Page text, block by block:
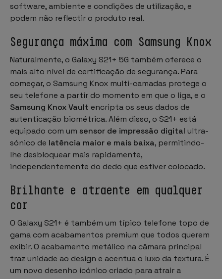
software, ambiente e condições de utilização, e
podem não reflectir o produto real.
Segurança máxima com Samsung Knox
Naturalmente, o Galaxy S21+ 5G também oferece o
mais alto nível de certificação de segurança. Para
começar, o Samsung Knox multi-camadas protege o
seu telefone a partir do momento em que o liga, e o
Samsung Knox Vault encripta os seus dados de
autenticação biométrica. Além disso, o S21+ está
equipado com um sensor de impressão digital ultra-
sónico de latência maior e mais baixa, permitindo-
lhe desbloquear mais rapidamente,
independentemente do dedo que estiver colocado.
Brilhante e atraente em qualquer
cor
O Galaxy S21+ é também um típico telefone topo de
gama com acabamentos premium que todos querem
exibir. O acabamento metálico na câmara principal
traz unidade ao design e acentua o luxo da textura. É
um novo desenho icónico criado para atrair a